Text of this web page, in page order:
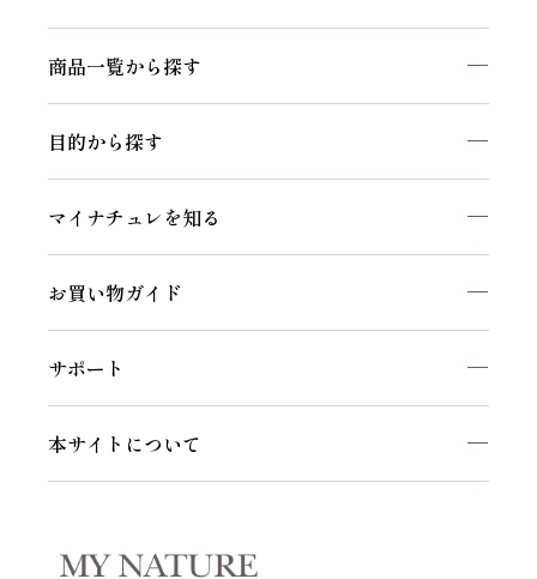
商品一覧から探す
目的から探す
マイナチュレを知る
お買い物ガイド
サポート
本サイトについて